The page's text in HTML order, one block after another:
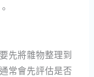
先將雜物整理到
常會先評估是否